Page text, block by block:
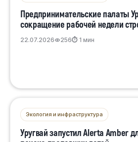
Предпринимательские палаты
сокращение рабочей недели
22.07.2026 256⏱ 1 мин
Экология и инфраструктура
Уругвай запустил Alerta Amber